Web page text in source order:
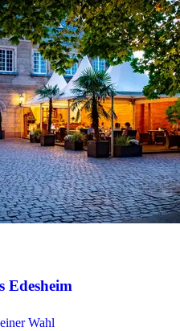
Edesheim
Wahl